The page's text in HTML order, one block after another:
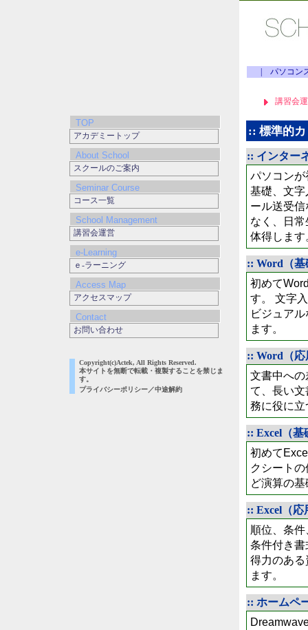
TOP
アカデミートップ
About School
スクールのご案内
Seminar Course
コース一覧
School Management
講習会運営
e-Learning
ｅ-ラーニング
Access Map
アクセスマップ
Contact
お問い合わせ
Copyright(c)Actek, All Rights Reserved.
本サイトを無断で転載・複製することを禁じま
す。
プライバシーポリシー／中途解約
パソコン
講習会
:: 標準的
:: インター
パソコン
基礎、文
ール送受
なく、日
体得します
:: Word（
初めて
す。 文字
ビジュア
ます。
:: Word（
文書中へ
て、長い
務に役に
:: Excel（基
初めて
クシート
ど演算の
:: Excel（応
順位、条
条件付き
得力のあ
ます。
:: ホームペ